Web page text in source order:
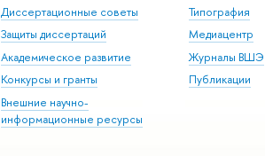
Диссертационные советы
Защиты диссертаций
Академическое развитие
Конкурсы и гранты
Внешние научно-
информационные ресурсы
Типография
Медиацентр
Журналы ВШЭ
Публикации